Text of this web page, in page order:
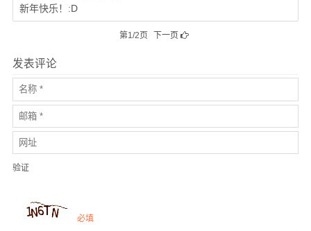
新年快乐！:D
第1/2页 下一页
发表评论
验证
必填